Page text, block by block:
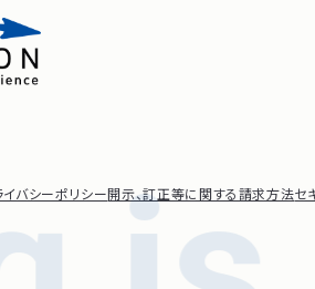
イバシーポリシー開示、訂正等に関する請求方法セ